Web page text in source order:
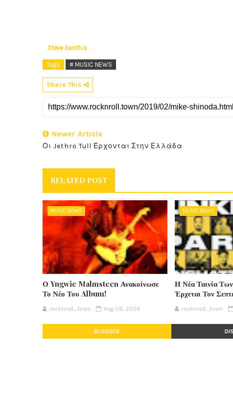
Steve Xanthis
Tags # MUSIC NEWS
Share This
Newer Article
Οι Jethro Tull Έρχονται Στην Ελλάδα
RELATED POST
MUSIC NEWS
Ο Yngwie Malmsteen Ανακοίνωσε
Το Νέο Του Album!
rocknroll_town Aug 06, 2026
MUSIC NEWS
Η Νέα Ταινία
Έρχεται Τον
rocknroll_town
BLOGGER